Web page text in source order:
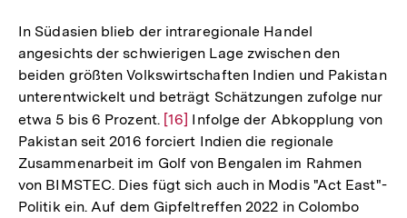
In Südasien blieb der intraregionale Handel
angesichts der schwierigen Lage zwischen den
beiden größten Volkswirtschaften Indien und Pakistan
unterentwickelt und beträgt Schätzungen zufolge nur
etwa 5 bis 6 Prozent. Zur
Auflösung
der
Fußnote
[16] Infolge der Abkopplung von
Pakistan seit 2016 forciert Indien die regionale
Zusammenarbeit im Golf von Bengalen im Rahmen
von BIMSTEC. Dies fügt sich auch in Modis "Act East"-
Politik ein. Auf dem Gipfeltreffen 2022 in Colombo